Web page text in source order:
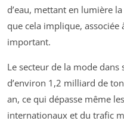
d’eau, mettant en lumière la
que cela implique, associée
important.
Le secteur de la mode
d’environ 1,2 milliard de
an, ce qui dépasse même
internationaux et du trafic